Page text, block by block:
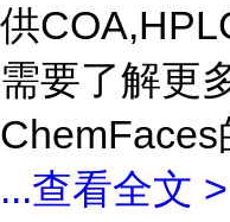
供
需要了解更
...查看全文 >